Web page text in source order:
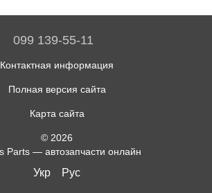
099 139-55-11
Контактная информация
Полная версия сайта
Карта сайта
© 2026
Parts — автозапчасти онлайн
Укр Рус